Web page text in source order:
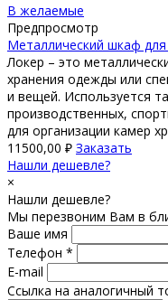
В желаемые
Предпросмотр
Металлический шкаф
Локер – это
хранения одежды или
и вещей. Используется
производственных,
для организации камер
11500,00 ₽ Заказать
Нашли дешевле?
×
Нашли дешевле?
Мы перезвоним Вам в
Ваше имя
Телефон *
E-mail
Ссылка на аналогичный